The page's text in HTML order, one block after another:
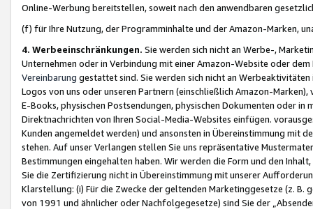
Online-Werbung bereitstellen, soweit nach den anwendbaren
(f) für Ihre Nutzung, der Programminhalte und der Amazon-Marken,
4. Werbeeinschränkungen. Sie werden sich nicht an Werbe-,
Unternehmen oder in Verbindung mit einer Amazon-Website oder
Vereinbarung gestattet sind. Sie werden sich nicht an
Logos von uns oder unseren Partnern (einschließlich Amazon-
E-Books, physischen Postsendungen, physischen Dokumenten oder in
Direktnachrichten von Ihren Social-Media-Websites einfügen.
Kunden angemeldet werden) und ansonsten in Übereinstimmung mit
stehen. Auf unser Verlangen stellen Sie uns repräsentative
Bestimmungen eingehalten haben. Wir werden die Form und den
Sie die Zertifizierung nicht in Übereinstimmung mit unserer
Klarstellung: (i) Für die Zwecke der geltenden Marketinggesetze (z. B.
von 1991 und ähnlicher oder Nachfolgegesetze) sind Sie der